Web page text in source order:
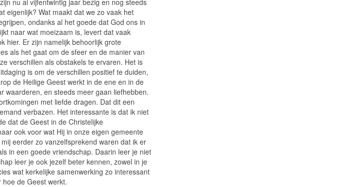
nu al vijfentwintig jaar bezig en nog steeds
eigenlijk? Wat maakt dat we zo vaak het
ondanks al het goede dat God ons in
naar wat moeizaam is, levert dat vaak
hier. Er zijn namelijk behoorlijk grote
als het gaat om de sfeer en de manier van
verschillen als obstakels te ervaren. Het is
is om de verschillen positief te duiden,
de Heilige Geest werkt in de ene en in de
waarderen, en steeds meer gaan liefhebben.
met liefde dragen. Dat dit een
verbazen. Het interessante is dat ik niet
dat de Geest in de Christelijke
ook voor wat Hij in onze eigen gemeente
eerder zo vanzelfsprekend waren dat ik er
in een goede vriendschap. Daarin leer je niet
leer je ook jezelf beter kennen, zowel in je
wat kerkelijke samenwerking zo interessant
de Geest werkt.